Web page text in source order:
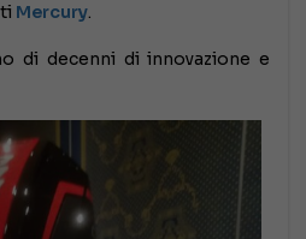
Mercury.
di decenni di innovazione e